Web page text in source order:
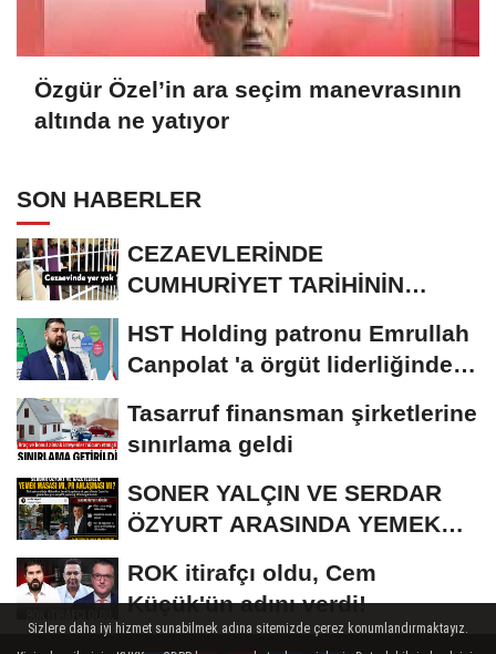
Özgür Özel’in ara seçim manevrasının
altında ne yatıyor
SON HABERLER
CEZAEVLERİNDE
CUMHURİYET TARİHİNİN
KİŞİ...
HST Holding patronu Emrullah
Canpolat 'a örgüt liderliğinden
Tasarruf finansman şirketlerine
sınırlama geldi
SONER YALÇIN VE SERDAR
ÖZYURT ARASINDA YEMEK
ROK itirafçı oldu, Cem
Küçük'ün adını verdi!
Sizlere daha iyi hizmet sunabilmek adına sitemizde çerez konumlandırmaktayız.